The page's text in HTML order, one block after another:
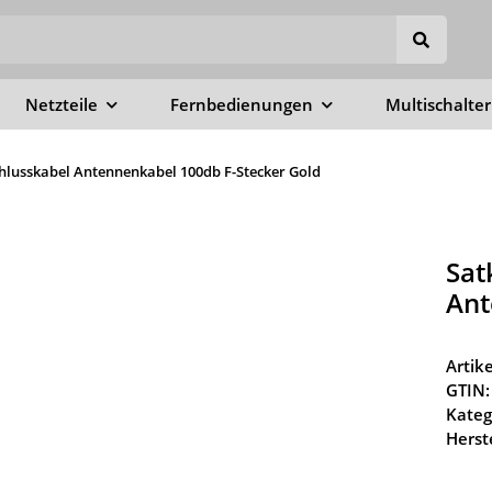
Netzteile Fernbedienungen Multischalter
Antennenkabel 100db F-Stecker Gold
GTIN: